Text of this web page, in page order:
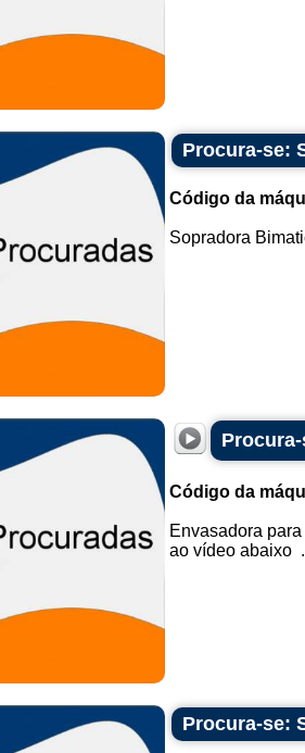
Procura-se:
Código da
Sopradora
Código da
Envasadora
ao vídeo abaixo
Procura-se: